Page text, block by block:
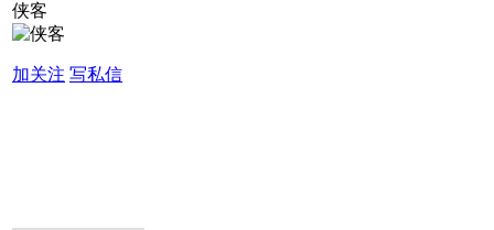
侠客
加关注 写私信